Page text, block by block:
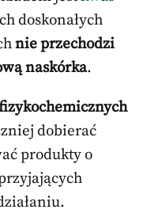
doskonałych
nie przechodzi
naskórka.
dobierać
produkty o